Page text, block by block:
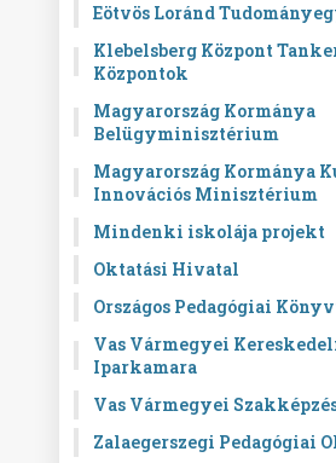
Eötvös Loránd
Klebelsberg Központ
Központok
Magyarország Kormánya
Belügyminisztérium
Magyarország Kormánya
Innovációs Minisztérium
Mindenki iskolája projekt
Oktatási Hivatal
Országos Pedagógiai
Vas Vármegyei
Iparkamara
Vas Vármegyei
Zalaegerszegi Pedagógiai